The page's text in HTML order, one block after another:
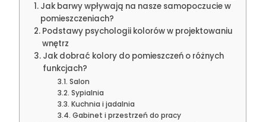
Jak barwy wpływają na nasze samopoczucie w
pomieszczeniach?
Podstawy psychologii kolorów w projektowaniu
wnętrz
Jak dobrać kolory do pomieszczeń o różnych
funkcjach?
Salon
Sypialnia
Kuchnia i jadalnia
Gabinet i przestrzeń do pracy